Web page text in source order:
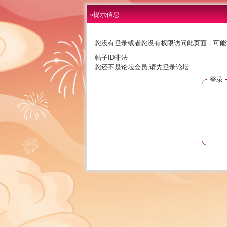
»提示信息
您没有登录或者您没有权限访问此页面，可
帖子ID非法
您还不是论坛会员,请先登录论坛
登录